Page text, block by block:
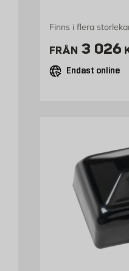
Finns i flera
FRÅN Pris
3 026
Endast online